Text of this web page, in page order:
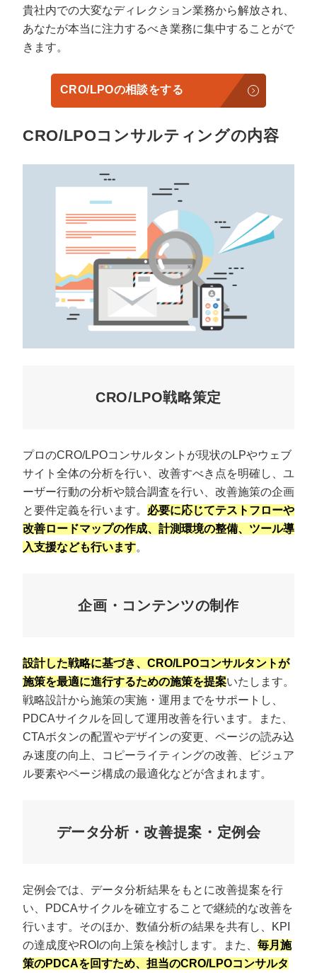
貴社内での大変なディレクション業務から解放され、
あなたが本当に注力するべき業務に集中することがで
きます。
CRO/LPOの相談をする
CRO/LPOコンサルティングの内容
CRO/LPO戦略策定
プロのCRO/LPOコンサルタントが現状のLPやウェブ
サイト全体の分析を行い、改善すべき点を明確し、ユ
ーザー行動の分析や競合調査を行い、改善施策の企画
と要件定義を行います。 必要に応じてテストフローや
改善ロードマップの作成、計測環境の整備、ツール導
入支援なども行います。
企画・コンテンツの制作
設計した戦略に基づき、CRO/LPOコンサルタントが
施策を最適に進行するための施策を提案いたします。
戦略設計から施策の実施・運用までをサポートし、
PDCAサイクルを回して運用改善を行います。また、
CTAボタンの配置やデザインの変更、ページの読み込
み速度の向上、コピーライティングの改善、ビジュア
ル要素やページ構成の最適化などが含まれます。
データ分析・改善提案・定例会
定例会では、データ分析結果をもとに改善提案を行
い、PDCAサイクルを確立することで継続的な改善を
行います。そのほか、数値分析の結果を共有し、KPI
の達成度やROIの向上策を検討します。また、 毎月施
策のPDCAを回すため、担当のCRO/LPOコンサルタ